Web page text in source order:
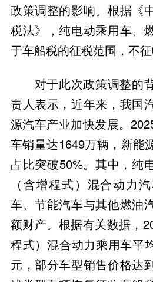
政策调整的影响。根据《
税法》，纯电动乘用车、
于车船税的征税范围，不征
对于此次政策调整的
责人表示，近年来，我国
源汽车产业加快发展。
车销量达1649万辆，新能
占比突破50%。其中，纯
（含增程式）混合动力
车、节能汽车与其他燃油
额财产。根据有关数据，
程式）混合动力乘用车平
元，部分车型销售价格达